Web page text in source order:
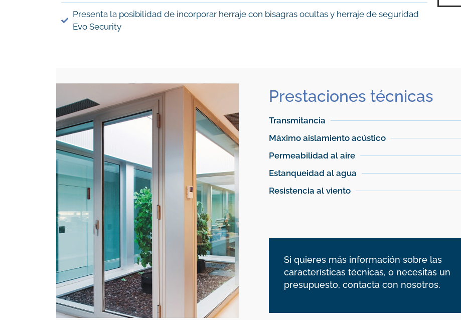
Presenta la posibilidad de incorporar herraje con bisagras ocultas y herraje de seguridad
Evo Security
Prestaciones técnicas
Transmitancia
Máximo aislamiento acústico
Permeabilidad al aire
Estanqueidad al agua
Resistencia al viento
Si quieres más información sobre las
características técnicas, o necesitas un
presupuesto, contacta con nosotros.